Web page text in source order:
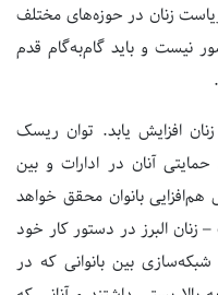
زنان در حوزه‌های مختلف
نیست و باید گام‌به‌گام قدم
افزایش یابد. توان ریسک
آنان در ادارات و بین
بانوان محقق خواهد
البرز در دستور کار خود
بین بانوانی که در